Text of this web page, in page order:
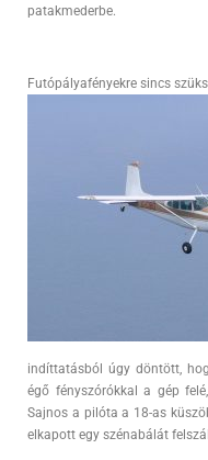
patakmederbe.
Futópályafényekre sincs
indíttatásból úgy döntött,
égő fényszórókkal a gép
Sajnos a pilóta a 18-as
elkapott egy szénabálát